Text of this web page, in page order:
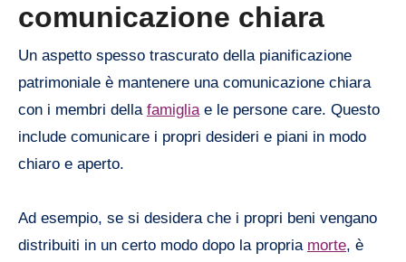
comunicazione chiara
Un aspetto spesso trascurato della pianificazione
patrimoniale è mantenere una comunicazione chiara
con i membri della famigliae le persone care. Questo
include comunicare i propri desideri e piani in modo
chiaro e aperto.
Ad esempio, se si desidera che i propri beni vengano
distribuiti in un certo modo dopo la propria morte, è